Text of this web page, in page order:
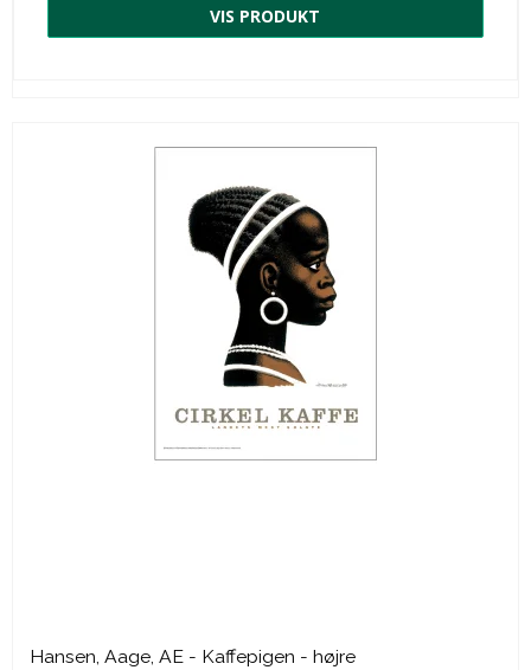
VIS PRODUKT
Hansen, Aage, AE - Kaffepigen - højre